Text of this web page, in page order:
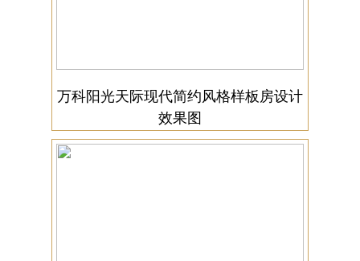
万科阳光天际现代简约风格样板房设计
效果图